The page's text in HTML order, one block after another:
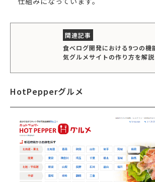
食べログ開発における9つの機
気グルメサイトの作り方を解説
HotPepperグルメ